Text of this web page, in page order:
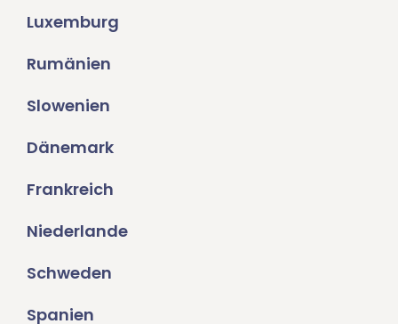
Luxemburg
Rumänien
Slowenien
Dänemark
Frankreich
Niederlande
Schweden
Spanien